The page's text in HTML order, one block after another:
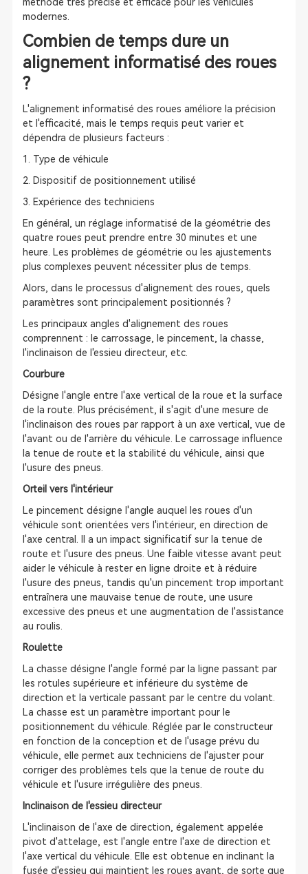
modernes.
Combien de temps dure un
alignement informatisé des roues
?
L'alignement informatisé des roues améliore la précision
et l'efficacité, mais le temps requis peut varier et
dépendra de plusieurs facteurs :
1. Type de véhicule
2. Dispositif de positionnement utilisé
3. Expérience des techniciens
En général, un réglage informatisé de la géométrie des
quatre roues peut prendre entre 30 minutes et une
heure. Les problèmes de géométrie ou les ajustements
plus complexes peuvent nécessiter plus de temps.
Alors, dans le processus d'alignement des roues, quels
paramètres sont principalement positionnés ?
Les principaux angles d'alignement des roues
comprennent : le carrossage, le pincement, la chasse,
l'inclinaison de l'essieu directeur, etc.
Courbure
Désigne l'angle entre l'axe vertical de la roue et la surface
de la route. Plus précisément, il s'agit d'une mesure de
l'inclinaison des roues par rapport à un axe vertical, vue de
l'avant ou de l'arrière du véhicule. Le carrossage influence
la tenue de route et la stabilité du véhicule, ainsi que
l'usure des pneus.
Orteil vers l'intérieur
Le pincement désigne l'angle auquel les roues d'un
véhicule sont orientées vers l'intérieur, en direction de
l'axe central. Il a un impact significatif sur la tenue de
route et l'usure des pneus. Une faible vitesse avant peut
aider le véhicule à rester en ligne droite et à réduire
l'usure des pneus, tandis qu'un pincement trop important
entraînera une mauvaise tenue de route, une usure
excessive des pneus et une augmentation de l'assistance
au roulis.
Roulette
La chasse désigne l'angle formé par la ligne passant par
les rotules supérieure et inférieure du système de
direction et la verticale passant par le centre du volant.
La chasse est un paramètre important pour le
positionnement du véhicule. Réglée par le constructeur
en fonction de la conception et de l'usage prévu du
véhicule, elle permet aux techniciens de l'ajuster pour
corriger des problèmes tels que la tenue de route du
véhicule et l'usure irrégulière des pneus.
Inclinaison de l'essieu directeur
L'inclinaison de l'axe de direction, également appelée
pivot d'attelage, est l'angle entre l'axe de direction et
l'axe vertical du véhicule. Elle est obtenue en inclinant la
fusée d'essieu qui maintient les roues avant, de sorte que